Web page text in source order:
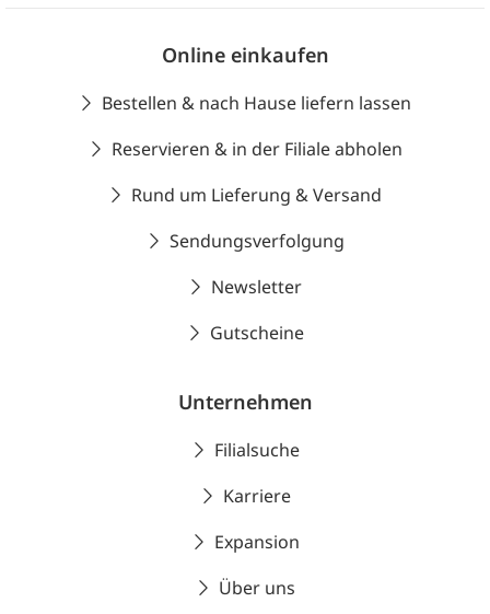
Online einkaufen
Bestellen & nach Hause liefern lassen
Reservieren & in der Filiale abholen
Rund um Lieferung & Versand
Sendungsverfolgung
Newsletter
Gutscheine
Unternehmen
Filialsuche
Karriere
Expansion
Über uns